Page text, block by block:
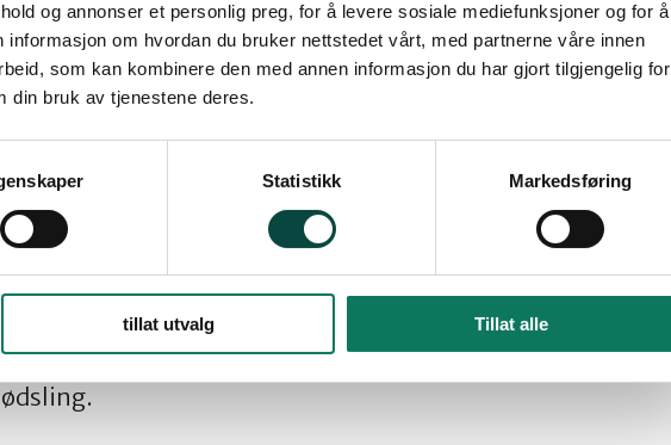
og annonser et personlig preg, for å levere sosiale mediefunksjoner og for å
om hvordan du bruker nettstedet vårt, med partnerne våre innen
som kan kombinere den med annen informasjon du har gjort tilgjengelig for
din bruk av tjenestene deres.
Statistikk Markedsføring
tillat utvalg Tillat alle
Jærstrendene landskapsvernområde og består av
lauvtrær. Skogen er en viktig rasteplass for trekkende
for «jærhare». Døde og døende trær gir
og godt skjul for fugler. I skogen er det rester av
en truet naturtype. Skogen slik den ligger i dag er en
Ved nydyrking vil arealet i verneområdet bli